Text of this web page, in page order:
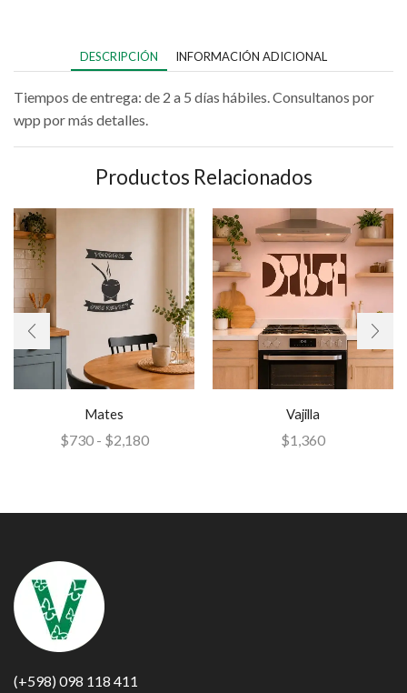
DESCRIPCIÓN INFORMACIÓN ADICIONAL
Tiempos de entrega: de 2 a 5 días hábiles. Consultanos por
wpp por más detalles.
Productos Relacionados
Mates
$730 - $2,180
Vajilla
$1,360
(+598) 098 118 411